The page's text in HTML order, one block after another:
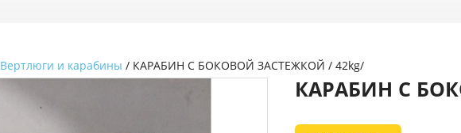
Грузила
Вертлюги и карабины / КАРАБИН С БОКОВОЙ ЗАСТЕЖКОЙ / 42kg/
КАРАБИН С